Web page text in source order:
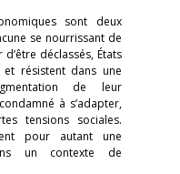
sont deux
se nourrissant de
déclassés, États
résistent dans une
de leur
à s’adapter,
tensions sociales.
pour autant une
un contexte de